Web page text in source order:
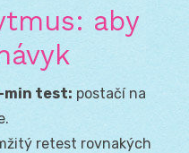
aby
min test: postačí na
retest rovnakých